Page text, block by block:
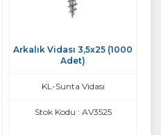
Arkalık Vidası 3,5x25 (1000
Adet)
KL-Sunta Vidası
Stok Kodu : AV3525